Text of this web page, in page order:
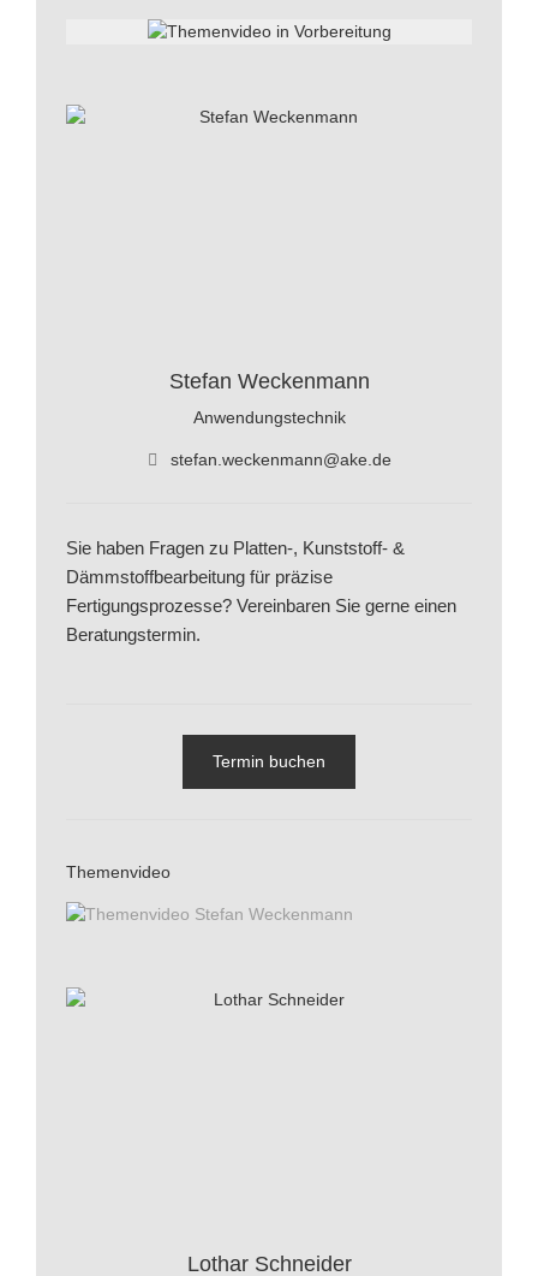
Stefan Weckenmann
Anwendungstechnik
stefan.weckenmann@ake.de
Sie haben Fragen zu Platten-, Kunststoff- &
Dämmstoffbearbeitung für präzise
Fertigungsprozesse? Vereinbaren Sie gerne einen
Beratungstermin.
Termin buchen
Themenvideo
Lothar Schneider